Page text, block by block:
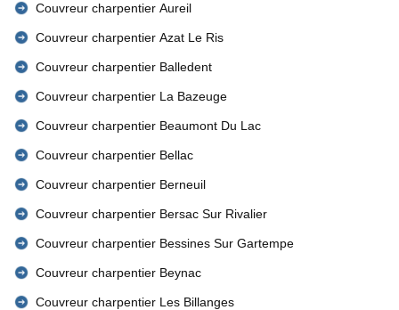
Couvreur charpentier Aureil
Couvreur charpentier Azat Le Ris
Couvreur charpentier Balledent
Couvreur charpentier La Bazeuge
Couvreur charpentier Beaumont Du Lac
Couvreur charpentier Bellac
Couvreur charpentier Berneuil
Couvreur charpentier Bersac Sur Rivalier
Couvreur charpentier Bessines Sur Gartempe
Couvreur charpentier Beynac
Couvreur charpentier Les Billanges